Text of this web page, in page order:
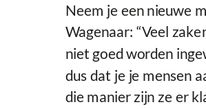
Neem je een nieuwe
Wagenaar: “Veel
niet goed worden
dus dat je je mensen
die manier zijn ze er